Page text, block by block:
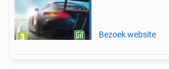
Bezoek website